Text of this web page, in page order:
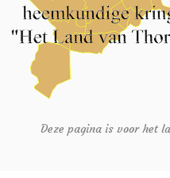
Deze pagina is voor het